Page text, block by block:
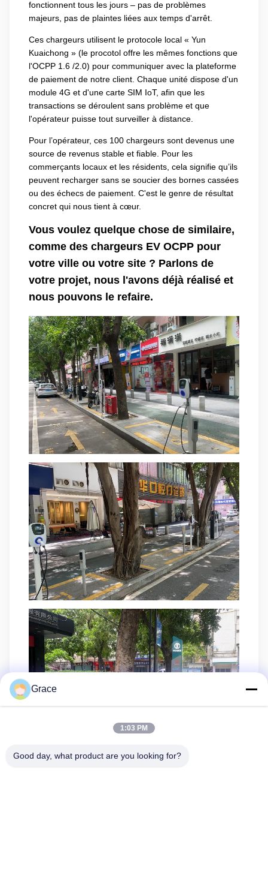
fonctionnent tous les jours – pas de problèmes
majeurs, pas de plaintes liées aux temps d'arrêt.
Ces chargeurs utilisent le protocole local « Yun
Kuaichong » (le procotol offre les mêmes fonctions que
l'OCPP 1.6 /2.0) pour communiquer avec la plateforme
de paiement de notre client. Chaque unité dispose d'un
module 4G et d'une carte SIM IoT, afin que les
transactions se déroulent sans problème et que
l'opérateur puisse tout surveiller à distance.
Pour l’opérateur, ces 100 chargeurs sont devenus une
source de revenus stable et fiable. Pour les
commerçants locaux et les résidents, cela signifie qu’ils
peuvent recharger sans se soucier des bornes cassées
ou des échecs de paiement. C'est le genre de résultat
concret qui nous tient à cœur.
Vous voulez quelque chose de similaire,
comme des chargeurs EV OCPP pour
votre ville ou votre site ? Parlons de
votre projet, nous l'avons déjà réalisé et
nous pouvons le refaire.
Grace
1:03 PM
Good day, what product are you looking for?